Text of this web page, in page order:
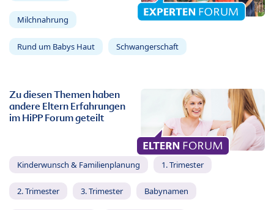
Milchnahrung
Rund um Babys Haut Schwangerschaft
Zu diesen Themen haben
andere Eltern Erfahrungen
im HiPP Forum geteilt
Kinderwunsch & Familienplanung 1. Trimester
2. Trimester 3. Trimester Babynamen